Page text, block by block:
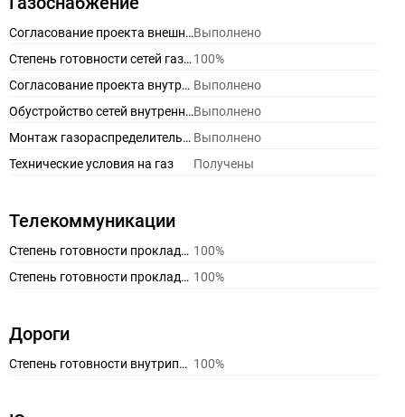
Согласование проекта внешнего газопроводаВыполнено
Степень готовности сетей газоснабжения 100%
Согласование проекта внутреннего газопровода Выполнено
Обустройство сетей внутреннего газопроводаВыполнено
Монтаж газораспределительного пункта Выполнено
Технические условия на газ
Получены
Телекоммуникации
Степень готовности прокладки телефонных сетей 100%
Степень готовности прокладки сети Интернет 100%
Дороги
Степень готовности внутрипоселковых дорог 100%